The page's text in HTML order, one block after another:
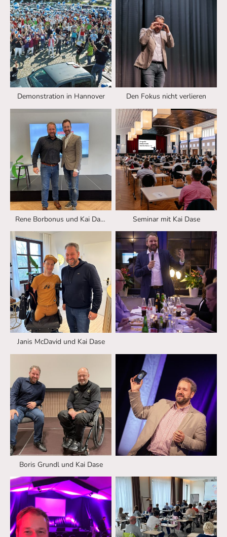
Demonstration in Hannover Den Fokus nicht verlieren
Rene Borbonus und Kai Dase Seminar mit Kai Dase
Janis McDavid und Kai Dase
Boris Grundl und Kai Dase